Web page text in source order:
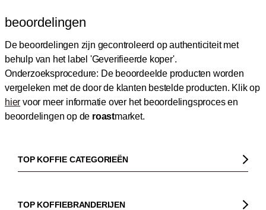
beoordelingen
De beoordelingen zijn gecontroleerd op authenticiteit met
behulp van het label 'Geverifieerde koper'.
Onderzoeksprocedure: De beoordeelde producten worden
vergeleken met de door de klanten bestelde producten. Klik op
hier voor meer informatie over het beoordelingsproces en
beoordelingen op de roastmarket.
TOP KOFFIE CATEGORIEËN
Koffiebonen
TOP KOFFIEBRANDERIJEN